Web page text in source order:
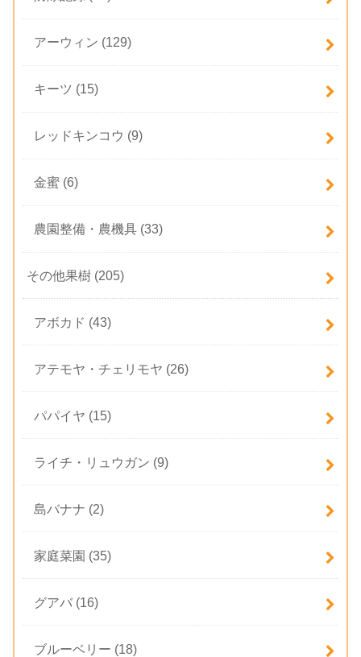
アーウィン (129)
キーツ (15)
レッドキンコウ (9)
金蜜 (6)
農園整備・農機具 (33)
その他果樹 (205)
アボカド (43)
アテモヤ・チェリモヤ (26)
パパイヤ (15)
ライチ・リュウガン (9)
島バナナ (2)
家庭菜園 (35)
グアバ (16)
ブルーベリー (18)